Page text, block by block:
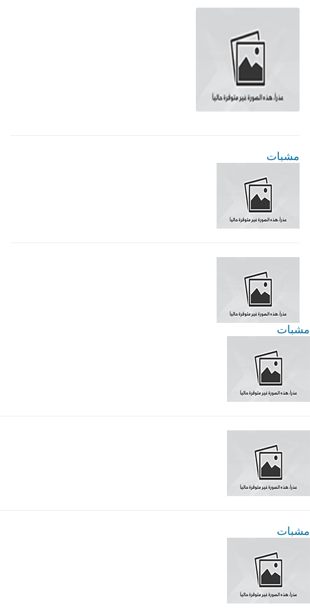
مشبات
مشبات
مشبات